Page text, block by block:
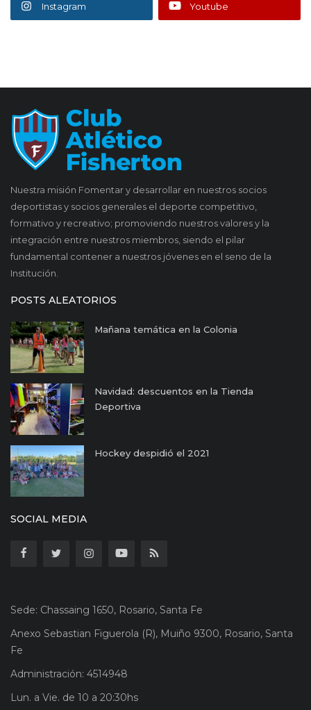
Instagram Youtube
Nuestra misión Fomentar y desarrollar en nuestros socios
deportistas y socios generales el deporte competitivo,
formativo y recreativo; promoviendo nuestros valores y la
integración entre nuestros miembros, siendo el pilar
fundamental contener a nuestros jóvenes en el seno de la
Institución.
POSTS ALEATORIOS
Mañana temática en la Colonia
Navidad: descuentos en la Tienda
Deportiva
Hockey despidió el 2021
SOCIAL MEDIA
Sede: Chassaing 1650, Rosario, Santa Fe
Anexo Sebastian Figuerola (R), Muiño 9300, Rosario, Santa
Fe
Administración: 4514948
Lun. a Vie. de 10 a 20:30hs